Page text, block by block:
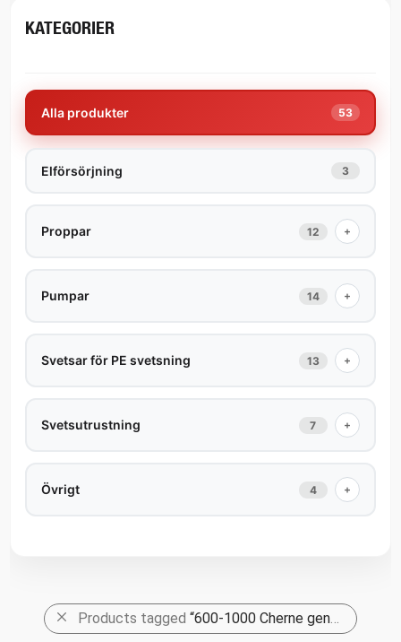
KATEGORIER
Alla produkter 53
Elförsörjning 3
Proppar 12 +
Pumpar 14 +
Svetsar för PE svetsning 13 +
Svetsutrustning 7 +
Övrigt 4 +
Products tagged “600-1000 Cherne genomförning”